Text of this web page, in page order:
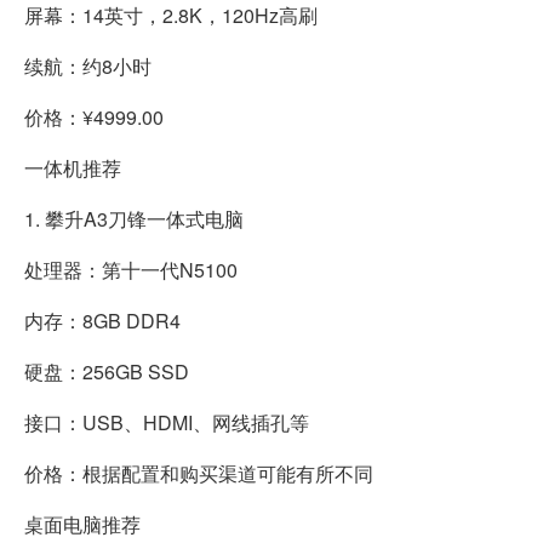
屏幕：14英寸，2.8K，120Hz高刷
续航：约8小时
价格：¥4999.00
一体机推荐
1. 攀升A3刀锋一体式电脑
处理器：第十一代N5100
内存：8GB DDR4
硬盘：256GB SSD
接口：USB、HDMI、网线插孔等
价格：根据配置和购买渠道可能有所不同
桌面电脑推荐